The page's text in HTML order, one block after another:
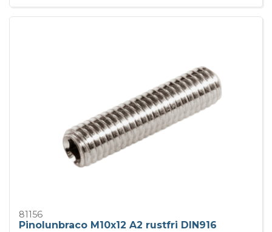
81156
Pinolunbraco M10x12 A2 rustfri DIN916